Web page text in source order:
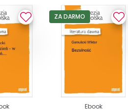
ZA DARMO
Ebook